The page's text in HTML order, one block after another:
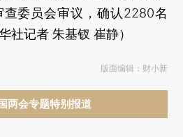
委员会审议，确认2280名
社记者 朱基钗 崔静）
版面编辑：财小新
两会专题特别报道